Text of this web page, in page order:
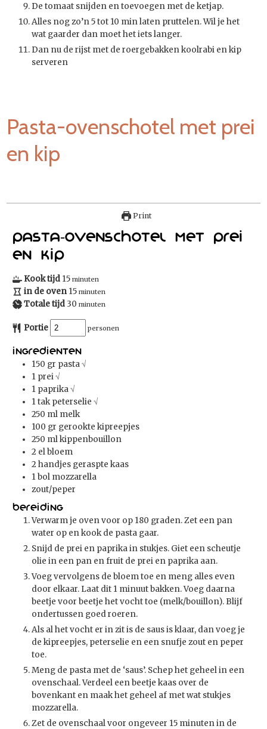
De tomaat snijden en toevoegen met de ketjap.
Alles nog zo’n 5 tot 10 min laten pruttelen. Wil je het
wat gaarder dan moet het iets langer.
Dan nu de rijst met de roergebakken koolrabi en kip
serveren
Pasta-ovenschotel met prei
en kip
Print
Pasta-ovenschotel met prei
en kip
Kook tijd 15 minuten
in de oven 15 minuten
Totale tijd 30 minuten
Portie personen
Ingredienten
150 gr pasta√
1 prei√
1 paprika√
1tak peterselie √
250 ml melk
100 gr gerookte kipreepjes
250 mlkippenbouillon
2 elbloem
2 handjes geraspte kaas
1bol mozzarella
zout/peper
Bereiding
Verwarm je oven voor op 180 graden. Zet een pan
water op en kook de pasta gaar.
Snijd de prei en paprika in stukjes. Giet een scheutje
olie in een pan en fruit de prei en paprika aan.
Voeg vervolgens de bloem toe en meng alles even
door elkaar. Laat dit 1 minuut bakken. Voeg daarna
beetje voor beetje het vocht toe (melk/bouillon). Blijf
ondertussen goed roeren.
Als al het vocht er in zit is de saus is klaar, dan voeg je
de kipreepjes, peterselie en een snufje zout en peper
toe.
Meng de pasta met de ‘saus’. Schep het geheel in een
ovenschaal. Verdeel een beetje kaas over de
bovenkant en maak het geheel af met wat stukjes
mozzarella.
Zet de ovenschaal voor ongeveer 15 minuten in de